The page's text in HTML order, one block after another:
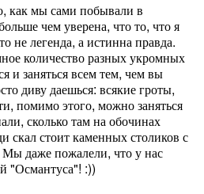
как мы сами побывали в
чем уверена, что то, что я
не легенда, а истинна правда.
количество разных укромных
и заняться всем тем, чем вы
диву даешься: всякие гроты,
помимо этого, можно заняться
сколько там на обочинах
скал стоит каменных столиков с
даже пожалели, что у нас
"Османтуса"! :))